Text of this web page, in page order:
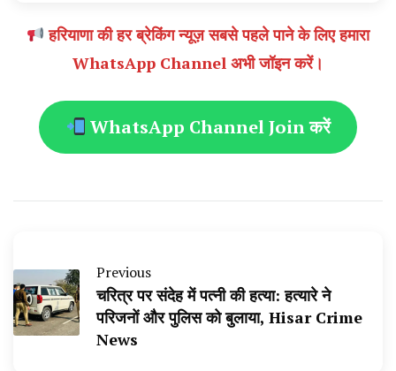
हरियाणा की हर ब्रेकिंग न्यूज़ सबसे पहले पाने के लिए हमारा
WhatsApp Channel अभी जॉइन करें।
WhatsApp Channel Join करें
Previous
चरित्र पर संदेह में पत्नी की हत्या: हत्यारे ने
परिजनों और पुलिस को बुलाया, Hisar Crime
News